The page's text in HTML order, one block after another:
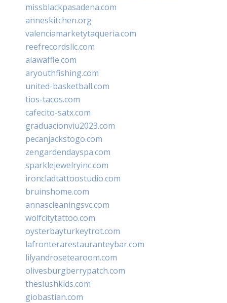
missblackpasadena.com
anneskitchen.org
valenciamarketytaqueria.com
reefrecordsllc.com
alawaffle.com
aryouthfishing.com
united-basketball.com
tios-tacos.com
cafecito-satx.com
graduacionviu2023.com
pecanjackstogo.com
zengardendayspa.com
sparklejewelryinc.com
ironcladtattoostudio.com
bruinshome.com
annascleaningsvc.com
wolfcitytattoo.com
oysterbayturkeytrot.com
lafronterarestauranteybar.com
lilyandrosetearoom.com
olivesburgberrypatch.com
theslushkids.com
giobastian.com